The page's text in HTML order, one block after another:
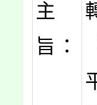
主
旨：